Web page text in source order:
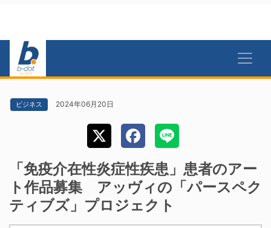
ビジネス 2024年06月20日
「免疫介在性炎症性疾患」患者のアー
ト作品募集 アッヴィの「パースペク
ティブズ」プロジェクト